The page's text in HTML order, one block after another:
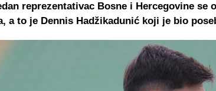
reprezentativac Bosne i Hercegovine se
a to je Dennis Hadžikadunić koji je bio